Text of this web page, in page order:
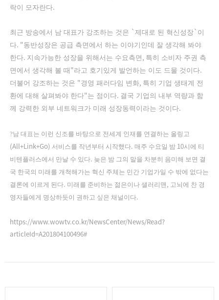
락이 모자란다.
최근 방송에서 남 대표가 강조하는 것은 ` 제대로 된 혁신성장` 이
다. "동반성장은 공급 측면에서 하는 이야기인데 잘 생각해 봐야
한다. 지속가능한 성장을 위해서는 수요측면 , 특히 소비자 주권 측
면에서 생각해 볼 때 "라고 호기있게 발언하는 이도 드물 것이다.
더불어 강조하는 것은 "경영 패러다임 변화, 특히 기업 생태계 전
환에 대해 살펴봐야 한다"는 점이다. 결국 기업의 내부 역량과 함
께 강력한 외부 네트워크가 미래 성장동력이라는 것이다.
?남 대표는 이런 신조를 바탕으로 전세계 인재를 연결하는 올링고
(All+Link+Go) 서비스를 작년부터 시작했다. 매주 수요일 밤 10시에 티
비텐플러스에서 만날 수 있다. 늦은 밤 그의 말을 차분히 음미해 보면 결
국 한국의 미래를 개척해가는 혁신 주체는 민간 기업가일 수 밖에 없다는
결론에 이르게 된다. 미래를 준비하는 젊은이나 샐러리맨 , 고뇌에 찬 경
영자들에게 명상하듯이 권하고 싶은 채널이다.
https://www.wowtv.co.kr/NewsCenter/News/Read?
articleId=A201804100496#